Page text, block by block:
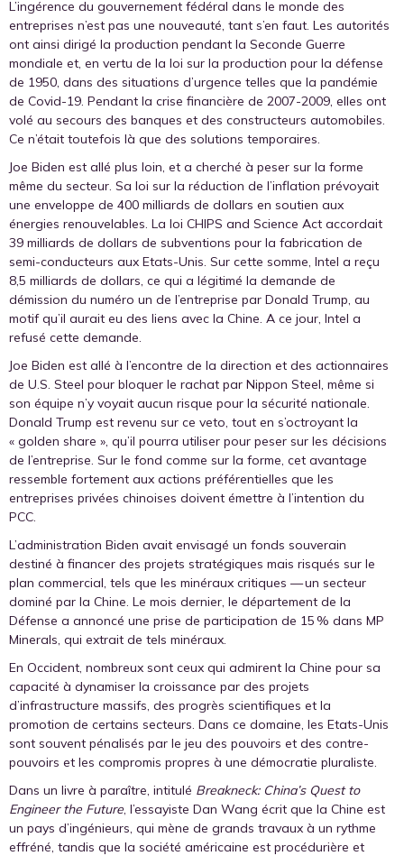
L’ingérence du gouvernement fédéral dans le monde des
entreprises n’est pas une nouveauté, tant s’en faut. Les autorités
ont ainsi dirigé la production pendant la Seconde Guerre
mondiale et, en vertu de la loi sur la production pour la défense
de 1950, dans des situations d’urgence telles que la pandémie
de Covid-19. Pendant la crise financière de 2007-2009, elles ont
volé au secours des banques et des constructeurs automobiles.
Ce n’était toutefois là que des solutions temporaires.
Joe Biden est allé plus loin, et a cherché à peser sur la forme
même du secteur. Sa loi sur la réduction de l’inflation prévoyait
une enveloppe de 400 milliards de dollars en soutien aux
énergies renouvelables. La loi CHIPS and Science Act accordait
39 milliards de dollars de subventions pour la fabrication de
semi-conducteurs aux Etats-Unis. Sur cette somme, Intel a reçu
8,5 milliards de dollars, ce qui a légitimé la demande de
démission du numéro un de l’entreprise par Donald Trump, au
motif qu’il aurait eu des liens avec la Chine. A ce jour, Intel a
refusé cette demande.
Joe Biden est allé à l’encontre de la direction et des actionnaires
de U.S. Steel pour bloquer le rachat par Nippon Steel, même si
son équipe n’y voyait aucun risque pour la sécurité nationale.
Donald Trump est revenu sur ce veto, tout en s’octroyant la
« golden share », qu’il pourra utiliser pour peser sur les décisions
de l’entreprise. Sur le fond comme sur la forme, cet avantage
ressemble fortement aux actions préférentielles que les
entreprises privées chinoises doivent émettre à l’intention du
PCC.
L’administration Biden avait envisagé un fonds souverain
destiné à financer des projets stratégiques mais risqués sur le
plan commercial, tels que les minéraux critiques — un secteur
dominé par la Chine. Le mois dernier, le département de la
Défense a annoncé une prise de participation de 15 % dans MP
Minerals, qui extrait de tels minéraux.
En Occident, nombreux sont ceux qui admirent la Chine pour sa
capacité à dynamiser la croissance par des projets
d’infrastructure massifs, des progrès scientifiques et la
promotion de certains secteurs. Dans ce domaine, les Etats-Unis
sont souvent pénalisés par le jeu des pouvoirs et des contre-
pouvoirs et les compromis propres à une démocratie pluraliste.
Dans un livre à paraître, intitulé Breakneck: China’s Quest to
Engineer the Future, l’essayiste Dan Wang écrit que la Chine est
un pays d’ingénieurs, qui mène de grands travaux à un rythme
effréné, tandis que la société américaine est procédurière et